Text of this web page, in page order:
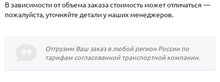
В зависимости от объема заказа стоимость может отличаться —
пожалуйста, уточняйте детали у наших менеджеров.
Отгрузим Ваш заказ в любой регион России по
тарифам согласованной транспортной компании.